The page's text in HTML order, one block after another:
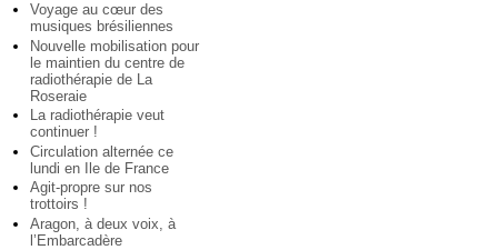
Voyage au cœur des
musiques brésiliennes
Nouvelle mobilisation pour
le maintien du centre de
radiothérapie de La
Roseraie
La radiothérapie veut
continuer !
Circulation alternée ce
lundi en Ile de France
Agit-propre sur nos
trottoirs !
Aragon, à deux voix, à
l’Embarcadère